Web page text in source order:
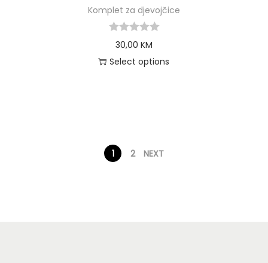
Komplet za djevojčice
30,00 KM
Select options
1 2 NEXT